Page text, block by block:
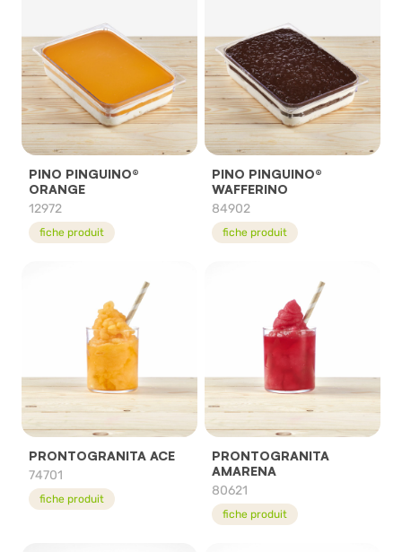
PINO PINGUINO®
ORANGE
12972
fiche produit
PINO PINGUINO®
WAFFERINO
84902
fiche produit
PRONTOGRANITA ACE
74701
fiche produit
PRONTOGRANITA
AMARENA
80621
fiche produit